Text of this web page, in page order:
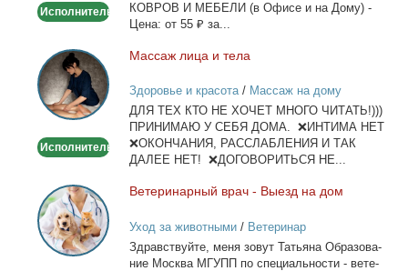
Исполнитель
КОВРОВ И МЕБЕЛИ (в Офи­се и на До­му) -
Це­на: от 55 ₽ за...
Массаж
лица
и
тела
Исполнитель
Мас­саж ли­ца и те­ла
Здоровье и красота/ Массаж на дому
ДЛЯ ТЕХ КТО НЕ ХОЧЕТ МНОГО ЧИТАТЬ!)))
ПРИНИМАЮ У СЕБЯ ДОМА. ❌ИНТИМА НЕТ
❌ОКОНЧАНИЯ, РАССЛАБЛЕНИЯ И ТАК
ДАЛЕЕ НЕТ! ❌ДОГОВОРИТЬСЯ НЕ...
Ветеринарный
врач
-
Выезд
Ве­те­ри­нар­ный врач - Вы­езд на дом
Уход за животными/ Ветеринар
Здрав­ствуй­те, ме­ня зо­вут Та­тья­на Об­ра­зо­ва­
ние Москва МГУПП по спе­ци­аль­но­сти - ве­те­